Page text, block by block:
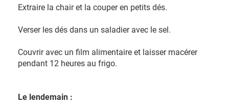
Extraire la chair et la couper en petits dés.
Verser les dés dans un saladier avec le sel.
Couvrir avec un film alimentaire et laisser macérer
pendant 12 heures au frigo.
Le lendemain :